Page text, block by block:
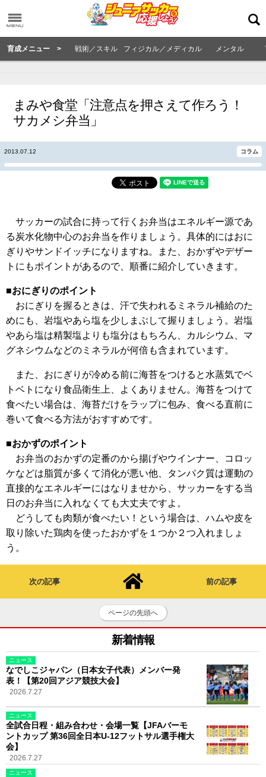
育成メニュー > 戦術／スキル フィジカル／メディカル メンタル
まみや食堂「注意点を押さえて作ろう！
サカメシ弁当」
2013.07.12 コラム
サッカーの試合に持って行くお弁当はエネルギー源であ
る炭水化物中心のお弁当を作りましょう。具体的にはおに
ぎりやサンドイッチになりますね。また、おかずやデザー
トにもポイントがあるので、順番に紹介していきます。
■おにぎりのポイント
おにぎりを握るときは、汗で失われるミネラル補給のた
めにも、岩塩やあら塩を少しまぶして握りましょう。岩塩
やあら塩は精製塩よりも塩分はもちろん、カルシウム、マ
グネシウムなどのミネラルが何倍も含まれています。
また、おにぎりが冷める前に海苔をつけると水蒸気でベ
トベトになり食品衛生上、よくありません。海苔をつけて
食べたい場合は、海苔だけをラップに包み、食べる直前に
巻いて食べる方法がおすすめです。
■おかずのポイント
お弁当のおかずの定番のから揚げやウインナー、コロッ
ケなどは脂質が多くて消化が悪い他、タンパク質は運動の
直接的なエネルギーにはなりませから、サッカーをする当
日のお弁当に入れなくても大丈夫ですよ。
どうしても肉類が食べたい！という場合は、ハムや皮を
取り除いた鶏肉を使ったおかずを１つか２つ入れましょ
う。
次の記事 前の記事
ページの先頭へ
新着情報
ニュース
なでしこジャパン（日本女子代表）メンバー発
表！【第20回アジア競技大会】
2026.7.27
ニュース
全試合日程・組み合わせ・会場一覧【JFAバーモ
ントカップ 第36回全日本U-12フットサル選手権大
会】
2026.7.27
ニュース